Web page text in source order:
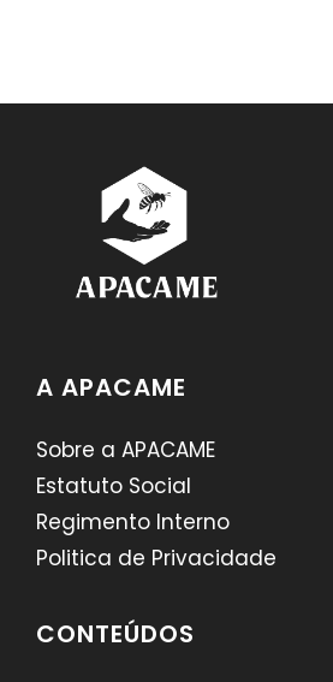
A APACAME
Sobre a APACAME
Estatuto Social
Regimento Interno
Politica de Privacidade
CONTEÚDOS